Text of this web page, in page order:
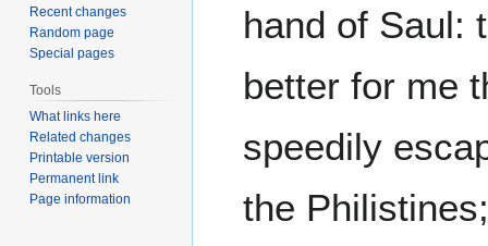
hand of Saul:
better for me
speedily
the
Recent changes
Random page
Special pages
Tools
What links here
Related changes
Printable version
Permanent link
Page information